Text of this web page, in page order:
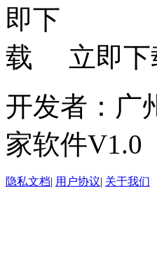
立即下
开发者：广
家软件V1.0
隐私文档| 用户协议| 关于我们